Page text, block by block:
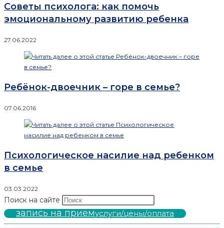
Советы психолога: как помочь
эмоциональному развитию ребенка
27.06.2022
Ребёнок-двоечник – горе в семье?
07.06.2016
Психологическое насилие над ребенком
в семье
03.03.2022
Поиск на сайте
запись на приемуслуги/цены/оплата